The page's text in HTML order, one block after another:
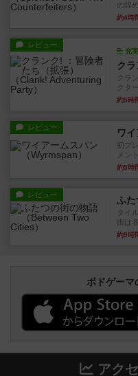
の煌
約4時
レビュー
充実
ク
クラ
クタ
約5時
レビュー ワ
初プ
メン
約5時
レビュー ふた
タイ
街は
約9時
ボドゲーマ
アク